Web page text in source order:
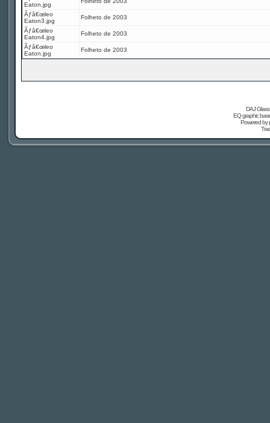
Eaton.jpg
Ãƒâ€œleo
Eaton3.jpg
Folheto de 2003
Ãƒâ€œleo
Eaton4.jpg
Folheto de 2003
Ãƒâ€œleo
Eaton.jpg
Folheto de 2003
DAJ
EQ graphic
Powered by